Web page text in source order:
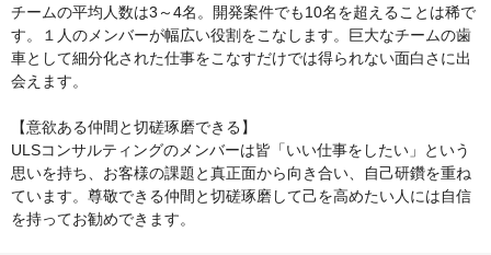
チームの平均人数は3～4名。開発案件でも10名を超えることは稀で
す。１人のメンバーが幅広い役割をこなします。巨大なチームの歯
車として細分化された仕事をこなすだけでは得られない面白さに出
会えます。
【意欲ある仲間と切磋琢磨できる】
ULSコンサルティングのメンバーは皆「いい仕事をしたい」という
思いを持ち、お客様の課題と真正面から向き合い、自己研鑽を重ね
ています。尊敬できる仲間と切磋琢磨して己を高めたい人には自信
を持ってお勧めできます。